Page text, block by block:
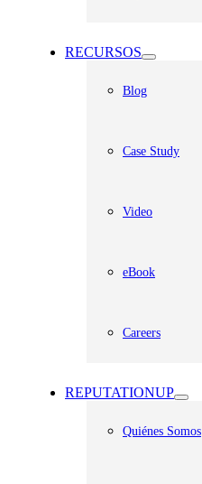
RECURSOS
Blog
Case Study
Video
eBook
Careers
REPUTATIONUP
Quiénes Somos